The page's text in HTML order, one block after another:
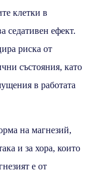
клетки в
седативен ефект.
риска от
състояния, като
в работата
на магнезий,
и за хора, които
е от